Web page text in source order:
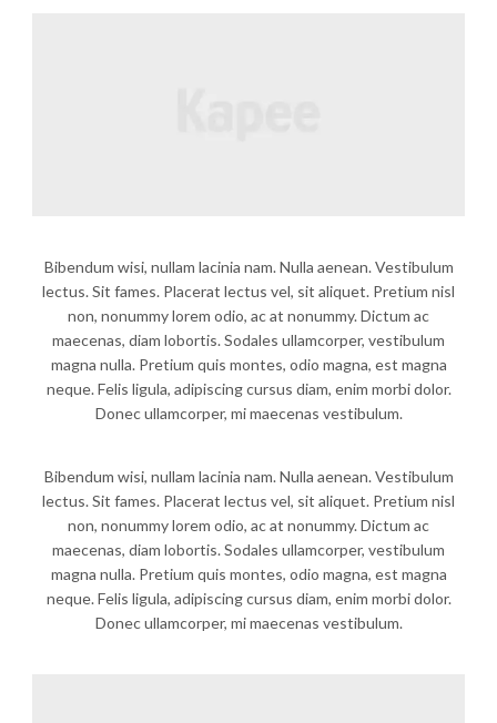
Bibendum wisi, nullam lacinia nam. Nulla aenean. Vestibulum
lectus. Sit fames. Placerat lectus vel, sit aliquet. Pretium nisl
non, nonummy lorem odio, ac at nonummy. Dictum ac
maecenas, diam lobortis. Sodales ullamcorper, vestibulum
magna nulla. Pretium quis montes, odio magna, est magna
neque. Felis ligula, adipiscing cursus diam, enim morbi dolor.
Donec ullamcorper, mi maecenas vestibulum.
Bibendum wisi, nullam lacinia nam. Nulla aenean. Vestibulum
lectus. Sit fames. Placerat lectus vel, sit aliquet. Pretium nisl
non, nonummy lorem odio, ac at nonummy. Dictum ac
maecenas, diam lobortis. Sodales ullamcorper, vestibulum
magna nulla. Pretium quis montes, odio magna, est magna
neque. Felis ligula, adipiscing cursus diam, enim morbi dolor.
Donec ullamcorper, mi maecenas vestibulum.